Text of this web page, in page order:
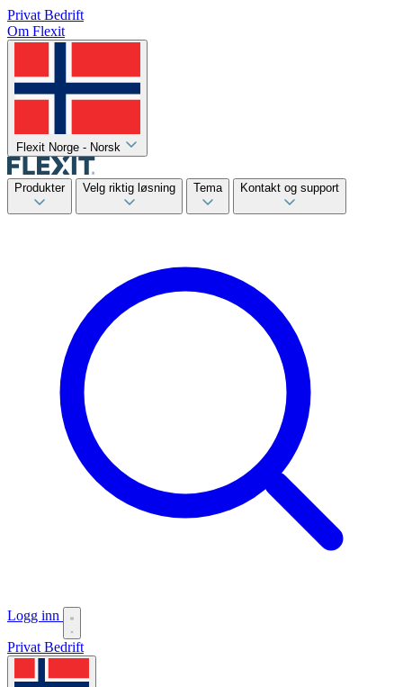
Privat Bedrift
Om Flexit
Flexit Norge - Norsk
Produkter Velg riktig løsning Tema Kontakt og support
Logg inn
Privat Bedrift